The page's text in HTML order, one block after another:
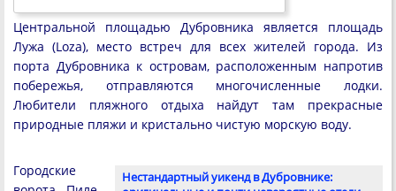
Центральной площадью Дубровника является площадь
Лужа (Loza), место встреч для всех жителей города. Из
порта Дубровника к островам, расположенным напротив
побережья, отправляются многочисленные лодки.
Любители пляжного отдыха найдут там прекрасные
природные пляжи и кристально чистую морскую воду.
Нестандартный уикенд в Дубровнике:
Городские